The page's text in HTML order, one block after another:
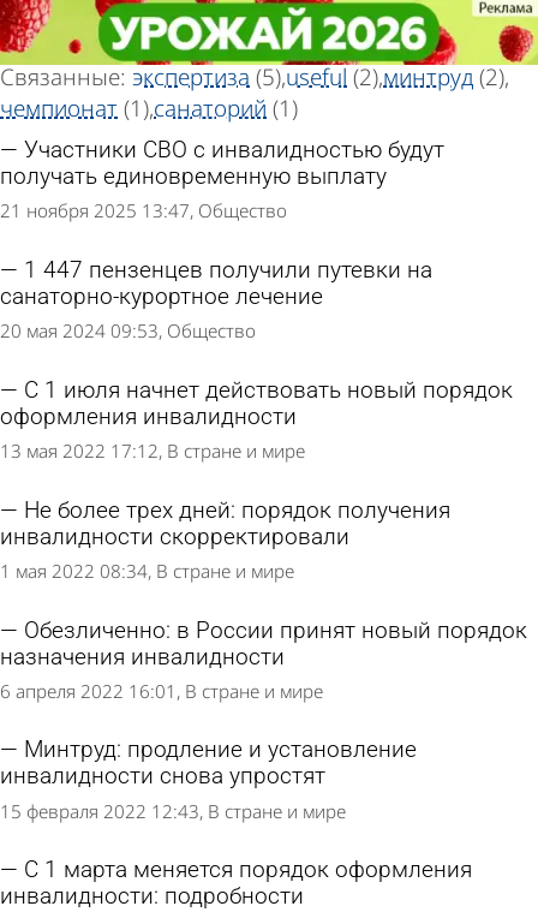
«Инвалидность»
Тег новостей
Всего найдено 13 новостей
Связанные: экспертиза (5)useful (2)минтруд(2)
чемпионат(1)санаторий (1)
Участники СВО с инвалидностью будут
получать единовременную выплату
21 ноября 2025 13:47 Общество
1 447 пензенцев получили путевки на
санаторно-курортное лечение
20 мая 2024 09:53 Общество
С 1 июля начнет действовать новый порядок
оформления инвалидности
13 мая 2022 17:12 В стране и мире
Не более трех дней: порядок получения
инвалидности скорректировали
1 мая 2022 08:34 В стране и мире
Обезличенно: в России принят новый порядок
назначения инвалидности
6 апреля 2022 16:01 В стране и мире
Минтруд: продление и установление
инвалидности снова упростят
15 февраля 2022 12:43 В стране и мире
С 1 марта меняется порядок оформления
инвалидности: подробности
«Инвалидность»
Тег новостей